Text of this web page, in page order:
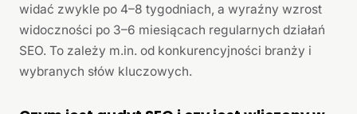
widać zwykle po 4–8 tygodniach, a wyraźny wzrost
widoczności po 3–6 miesiącach regularnych działań
SEO. To zależy m.in. od konkurencyjności branży i
wybranych słów kluczowych.